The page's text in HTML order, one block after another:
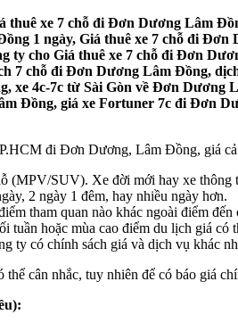
xe 7 chỗ đi Đơn Dương Lâm
1 ngày, Giá thuê xe 7 chỗ đi
ty cho Giá thuê xe 7 chỗ đi Đơn
7 chỗ đi Đơn Dương Lâm Đồng,
xe 4c-7c từ Sài Gòn về Đơn
Đồng, giá xe Fortuner 7c đi Đơn
đi Đơn Dương, Lâm Đồng, giá cả
(MPV/SUV). Xe đời mới hay xe thông
2 ngày 1 đêm, hay nhiều ngày hơn.
tham quan nào khác ngoài điểm
tuần hoặc mùa cao điểm du lịch giá có
ty có chính sách giá và dịch vụ khác
cân nhắc, tuy nhiên để có báo giá